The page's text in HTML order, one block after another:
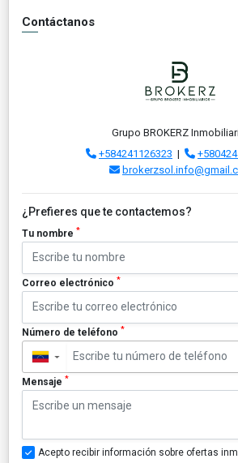
Contáctanos
Grupo BROKERZ
+584241126323 |
¿Prefieres que te contactemos?
Tu nombre *
Correo electrónico *
Número de teléfono *
▼
Mensaje *
Acepto recibir información sobre ofertas